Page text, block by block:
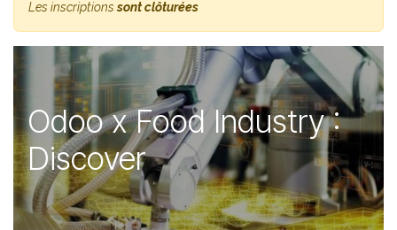
Les inscriptionssont clôturées
Odoo x Food Industry :
Discover